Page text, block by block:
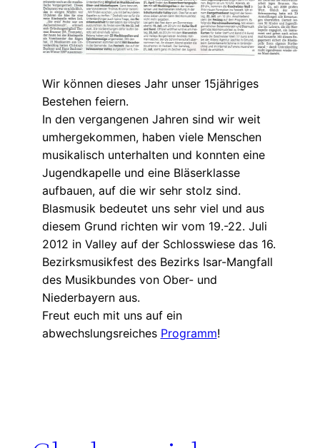
Wir können dieses Jahr unser 15jähriges
Bestehen feiern.
In den vergangenen Jahren sind wir weit
umhergekommen, haben viele Menschen
musikalisch unterhalten und konnten eine
Jugendkapelle und eine Bläserklasse
aufbauen, auf die wir sehr stolz sind.
Blasmusik bedeutet uns sehr viel und aus
diesem Grund richten wir vom 19.-22. Juli
2012 in Valley auf der Schlosswiese das 16.
Bezirksmusikfest des Bezirks Isar-Mangfall
des Musikbundes von Ober- und
Niederbayern aus.
Freut euch mit uns auf ein
abwechslungsreiches Programm!